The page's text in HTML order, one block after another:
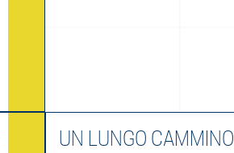
UN LUNGO CAMMINO